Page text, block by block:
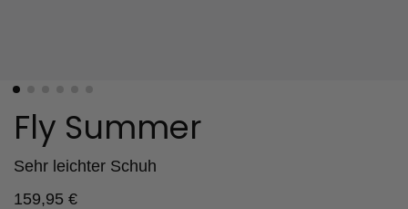
Fly Summer
Sehr leichter Schuh
159,95 €